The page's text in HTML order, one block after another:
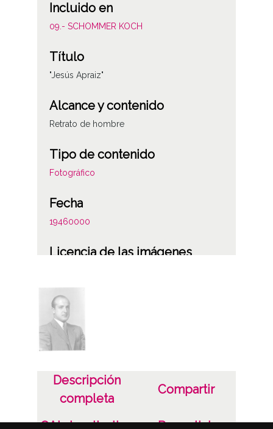
Incluido en
09.- SCHOMMER KOCH
Título
"Jesús Apraiz"
Alcance y contenido
Retrato de hombre
Tipo de contenido
Fotográfico
Fecha
19460000
Licencia de las imágenes
Descripción
completa
Compartir
OAI visualization Permalink